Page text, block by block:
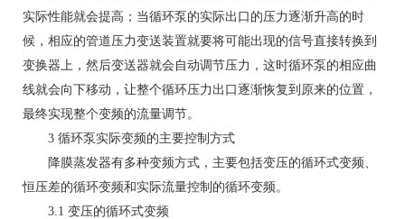
实际性能就会提高；当循环泵的实际出口的压力逐渐升高的时
候，相应的管道压力变送装置就要将可能出现的信号直接转换到
变换器上，然后变送器就会自动调节压力，这时循环泵的相应曲
线就会向下移动，让整个循环压力出口逐渐恢复到原来的位置，
最终实现整个变频的流量调节。
3 循环泵实际变频的主要控制方式
降膜蒸发器有多种变频方式，主要包括变压的循环式变频、
恒压差的循环变频和实际流量控制的循环变频。
3.1 变压的循环式变频